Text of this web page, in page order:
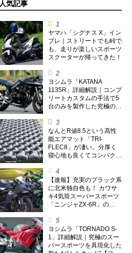
人気記事
ヤマハ「シグナス X」イン
プレ｜ストリートでも峠で
も、走りが楽しいスポーツ
スクーターが帰ってきた！
ヨシムラ「KATANA
1135R」詳細解説｜コンプ
リートカスタムの手法で5
台のみを製作した究極の銘
なんとR値8.5という高性
能エアマット「TRI-
FLEC8」が凄い。分厚く
寝心地も良くてコンパクト
トを試してみた〈若林浩志
のスーパー・カブカブ・ダ
イアリーズ Vol.385〉
【速報】充実のブラック系
に北米独自色も！ カワサ
キ4気筒スーパースポーツ
「ニンジャZX-6R」の
筒ニンジャも出たよ【海
外】
ヨシムラ「TORNADO S-
1」詳細解説｜究極のスー
パースポーツを具現化した